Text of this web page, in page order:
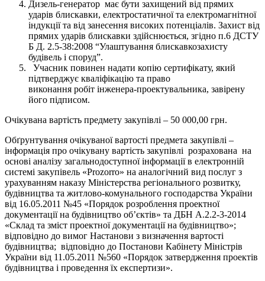
Дизель-генератор має бути захищений від прямих
ударів блискавки, електростатичної та електромагнітної
індукції та від занесення високих потенціалів. Захист від
прямих ударів блискавки здійснюється, згідно п.6 ДСТУ
Б Д. 2.5-38:2008 “Улаштування блискавкозахисту
будівель і споруд”.
Учасник повинен надати копію сертифікату, який
підтверджує кваліфікацію та право
виконання робіт інженера-проектувальника, завірену
його підписом.
Очікувана вартість предмету закупівлі – 50 000,00 грн.
Обґрунтування очікуваної вартості предмета закупівлі –
інформація про очікувану вартість закупівлі розрахована на
основі аналізу загальнодоступної інформації в електронній
системі закупівель «Prozorro» на аналогічний вид послуг з
урахуванням наказу Міністерства регіонального розвитку,
будівництва та житлово-комунального господарства України
від 16.05.2011 №45 «Порядок розроблення проектної
документації на будівництво об’єктів» та ДБН А.2.2-3-2014
«Склад та зміст проектної документації на будівництво»;
відповідно до вимог Настанови з визначення вартості
будівництва; відповідно до Постанови Кабінету Міністрів
України від 11.05.2011 №560 «Порядок затвердження проектів
будівництва і проведення їх експертизи».